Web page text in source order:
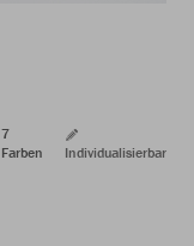
7
Farben
Individualisierbar